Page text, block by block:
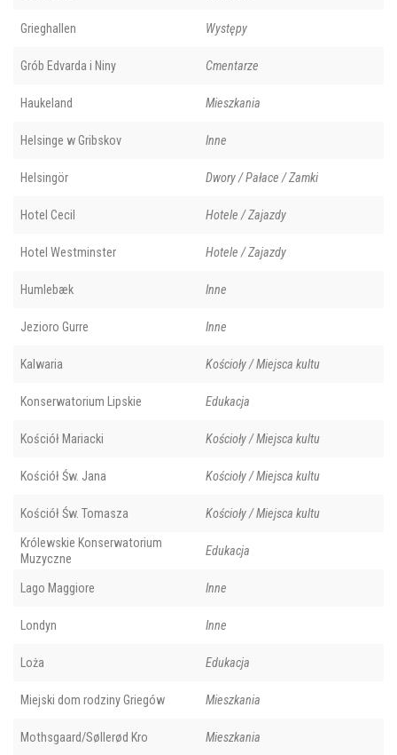
Grieghallen Występy
Grób Edvarda i Niny Cmentarze
Haukeland Mieszkania
Helsinge w Gribskov Inne
Helsingör Dwory / Pałace / Zamki
Hotel Cecil Hotele / Zajazdy
Hotel Westminster Hotele / Zajazdy
Humlebæk Inne
Jezioro Gurre Inne
Kalwaria Kościoły / Miejsca kultu
Konserwatorium Lipskie Edukacja
Kościół Mariacki Kościoły / Miejsca kultu
Kościół Św. Jana Kościoły / Miejsca kultu
Kościół Św. Tomasza Kościoły / Miejsca kultu
Królewskie Konserwatorium
Muzyczne
Edukacja
Lago Maggiore Inne
Londyn Inne
Loża Edukacja
Miejski dom rodziny Griegów Mieszkania
Mothsgaard/Søllerød Kro Mieszkania